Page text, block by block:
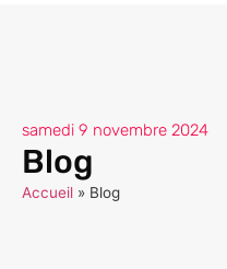
samedi 9 novembre 2024
Blog
Accueil » Blog